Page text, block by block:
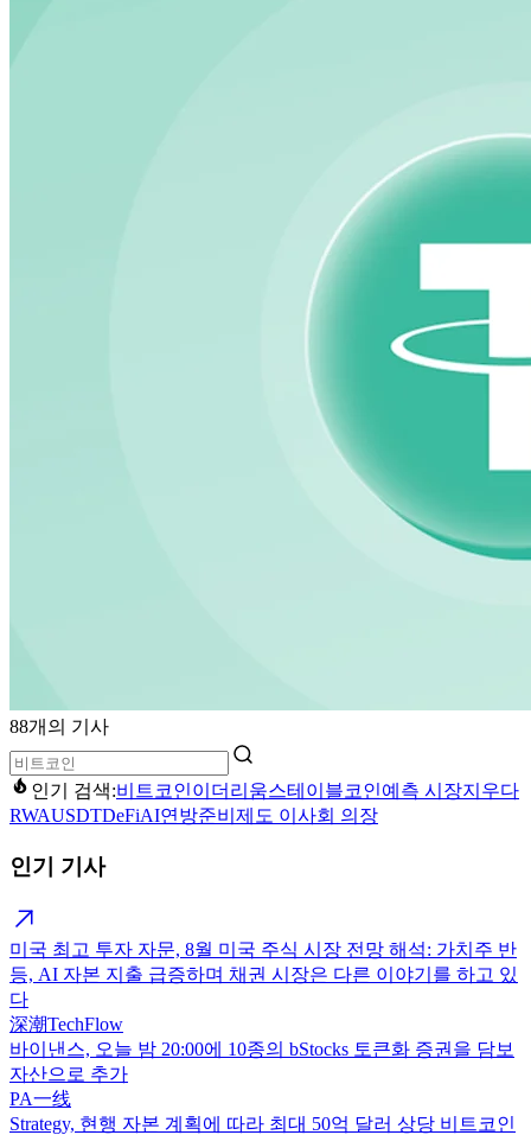
88개의 기사
인기 검색:비트코인이더리움스테이블코인예측 시장지우다
RWAUSDTDeFiAI연방준비제도 이사회 의장
인기 기사
미국 최고 투자 자문, 8월 미국 주식 시장 전망 해석: 가치주 반
등, AI 자본 지출 급증하며 채권 시장은 다른 이야기를 하고 있
다
深潮TechFlow
바이낸스, 오늘 밤 20:00에 10종의 bStocks 토큰화 증권을 담보
자산으로 추가
PA一线
Strategy, 현행 자본 계획에 따라 최대 50억 달러 상당 비트코인